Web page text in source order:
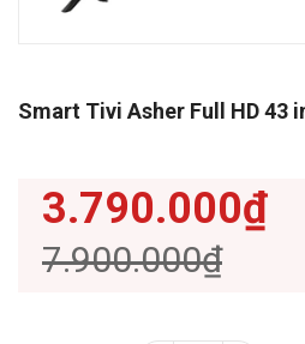
Smart Tivi Asher Full HD 43
3.790.000₫
7.900.000₫